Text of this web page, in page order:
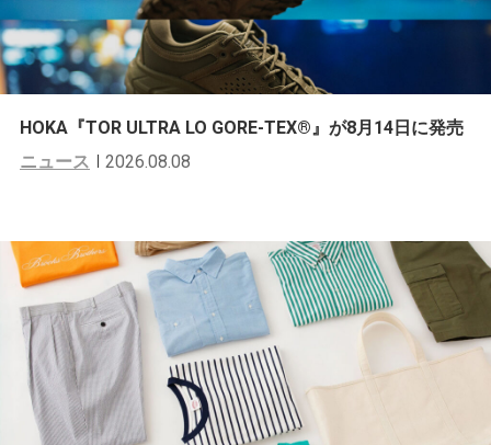
HOKA『TOR ULTRA LO GORE-TEX®︎』が8月14日に発売
ニュース
2026.08.08